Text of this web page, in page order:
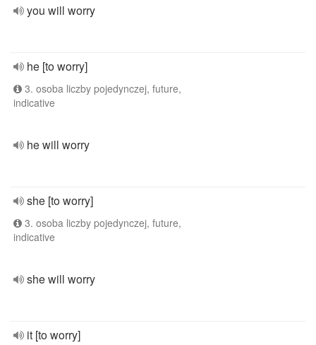
you will worry
he [to worry]
3. osoba liczby pojedynczej, future,
indicative
he will worry
she [to worry]
3. osoba liczby pojedynczej, future,
indicative
she will worry
it [to worry]